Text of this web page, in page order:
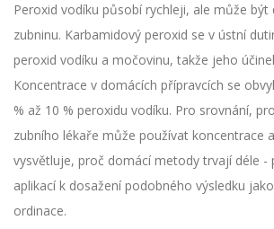
Peroxid vodíku působí rychleji, ale může být
zubninu. Karbamidový peroxid se v ústní
peroxid vodíku a močovinu, takže jeho
Koncentrace v domácích přípravcích se
% až 10 % peroxidu vodíku. Pro srovnání,
zubního lékaře může používat koncentrace
vysvětluje, proč domácí metody trvají déle -
aplikací k dosažení podobného výsledku
ordinace.